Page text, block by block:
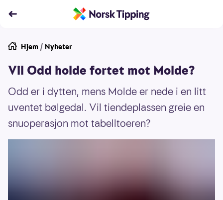
Hjem / Nyheter
Vil Odd holde fortet mot Molde?
Odd er i dytten, mens Molde er nede i en litt
uventet bølgedal. Vil tiendeplassen greie en
snuoperasjon mot tabelltoeren?